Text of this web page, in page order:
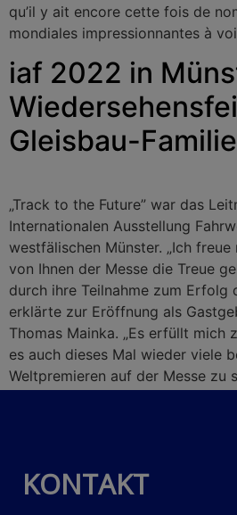
qu’il y ait encore cette fois de
mondiales impressionnantes à
iaf 2022 in
Gleisbau-Familie
„Track to the Future” war das
Internationalen Ausstellung
westfälischen Münster. „Ich
von Ihnen der Messe die Treue
durch ihre Teilnahme zum Erfolg
erklärte zur Eröffnung als
Thomas Mainka. „Es erfüllt mich
es auch dieses Mal wieder viele
Weltpremieren auf der Messe zu
KONTAKT